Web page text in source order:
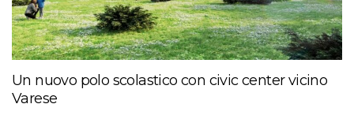
Un nuovo polo scolastico con civic center vicino
Varese